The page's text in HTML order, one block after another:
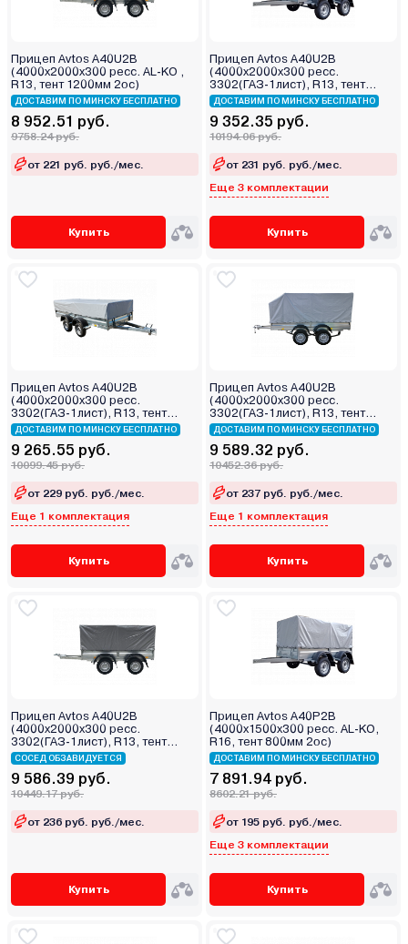
Прицеп Avtos A40U2B
(4000х2000х300 ресс. AL-KO ,
R13, тент 1200мм 2ос)
ДОСТАВИМ ПО МИНСКУ БЕСПЛАТНО
8 952.51 руб.
9758.24 руб.
от 221 руб. руб./мес.
Купить
Прицеп Avtos A40U2B
(4000х2000х300 ресс.
3302(ГАЗ-1лист), R13, тент
800мм 2ос)
ДОСТАВИМ ПО МИНСКУ БЕСПЛАТНО
9 352.35 руб.
10194.06 руб.
от 231 руб. руб./мес.
Еще 3 комплектации
Купить
Прицеп Avtos A40U2B
(4000х2000х300 ресс.
3302(ГАЗ-1лист), R13, тент
400мм 2ос)
ДОСТАВИМ ПО МИНСКУ БЕСПЛАТНО
9 265.55 руб.
10099.45 руб.
от 229 руб. руб./мес.
Еще 1 комплектация
Купить
Прицеп Avtos A40U2B
(4000х2000х300 ресс.
3302(ГАЗ-1лист), R13, тент
1200мм Аэро 2ос)
ДОСТАВИМ ПО МИНСКУ БЕСПЛАТНО
9 589.32 руб.
10452.36 руб.
от 237 руб. руб./мес.
Еще 1 комплектация
Купить
Прицеп Avtos A40U2B
(4000х2000х300 ресс.
3302(ГАЗ-1лист), R13, тент
1200мм 2ос)
СОСЕД ОБЗАВИДУЕТСЯ
9 586.39 руб.
10449.17 руб.
от 236 руб. руб./мес.
Купить
Прицеп Avtos A40P2B
(4000х1500х300 ресс. AL-KO,
R16, тент 800мм 2ос)
ДОСТАВИМ ПО МИНСКУ БЕСПЛАТНО
7 891.94 руб.
8602.21 руб.
от 195 руб. руб./мес.
Еще 3 комплектации
Купить